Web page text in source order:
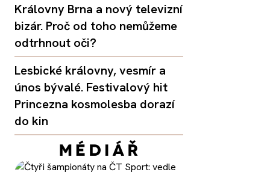
Královny Brna a nový televizní
bizár. Proč od toho nemůžeme
odtrhnout oči?
Lesbické královny, vesmír a
únos bývalé. Festivalový hit
Princezna kosmolesba dorazí
do kin